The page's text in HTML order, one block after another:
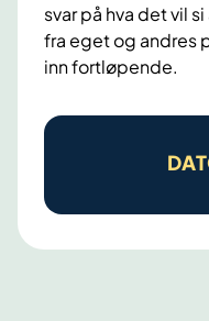
svar på hva det vil
fra eget og andres
inn fortløpende.
S
r
e